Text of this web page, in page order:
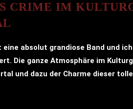
CRIME IM
eine absolut grandiose Band und
Die ganze Atmosphäre im
und dazu der Charme dieser